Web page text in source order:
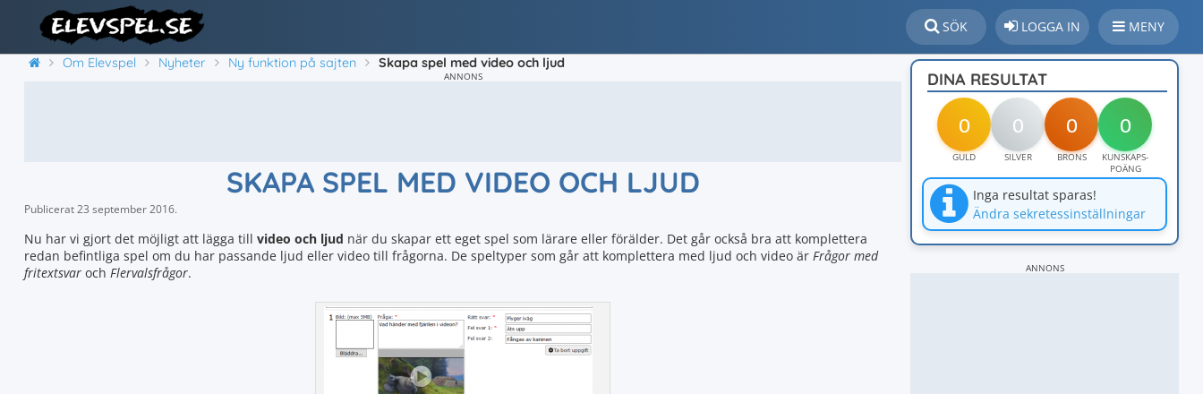
SÖK LOGGA IN MENY
Om Elevspel Nyheter Ny funktion på sajten Skapa spel med video och ljud
ANNONS
SKAPA SPEL MED VIDEO OCH LJUD
Publicerat23 september 2016.
Nu har vi gjort det möjligt att lägga till video och ljud när du skapar ett eget spel som lärare eller förälder. Det går också bra att komplettera
redan befintliga spel om du har passande ljud eller video till frågorna. De speltyper som går att komplettera med ljud och video är Frågor med
fritextsvar och Flervalsfrågor.
DINA RESULTAT
0 0 0 0
GULD SILVER BRONS
KUNSKAPS-
POÄNG
Inga resultat sparas!
Ändra sekretessinställningar
ANNONS